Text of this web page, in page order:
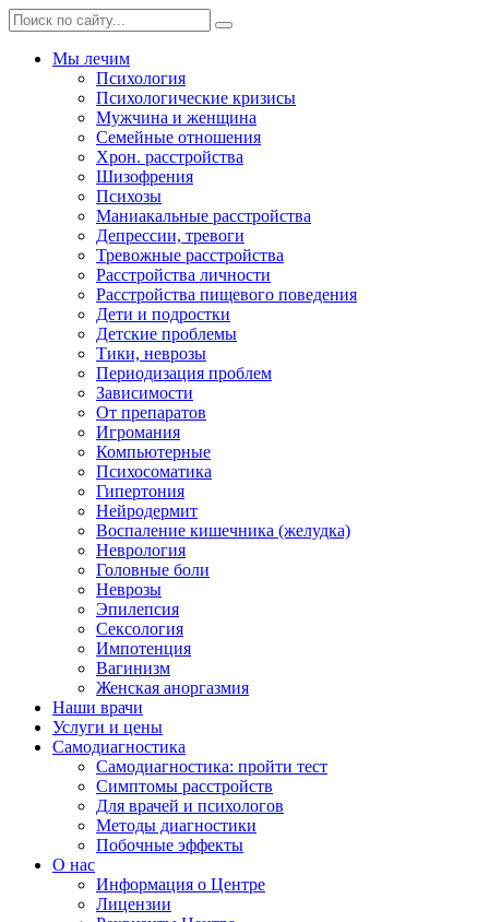
Мы лечим
Психология
Психологические кризисы
Мужчина и женщина
Семейные отношения
Хрон. расстройства
Шизофрения
Психозы
Маниакальные расстройства
Депрессии, тревоги
Тревожные расстройства
Расстройства личности
Расстройства пищевого поведения
Дети и подростки
Детские проблемы
Тики, неврозы
Периодизация проблем
Зависимости
От препаратов
Игромания
Компьютерные
Психосоматика
Гипертония
Нейродермит
Воспаление кишечника (желудка)
Неврология
Головные боли
Неврозы
Эпилепсия
Сексология
Импотенция
Вагинизм
Женская аноргазмия
Наши врачи
Услуги и цены
Самодиагностика
Самодиагностика: пройти тест
Симптомы расстройств
Для врачей и психологов
Методы диагностики
Побочные эффекты
О нас
Информация о Центре
Лицензии